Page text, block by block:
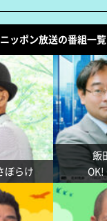
ニッポン放送の番組一覧